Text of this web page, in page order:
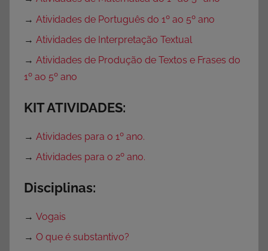
→ Atividades de Português do 1º ao 5º ano
→ Atividades de Interpretação Textual
→ Atividades de Produção de Textos e Frases do
1º ao 5º ano
KIT ATIVIDADES:
→ Atividades para o 1º ano.
→ Atividades para o 2º ano.
Disciplinas:
→ Vogais
→ O que é substantivo?